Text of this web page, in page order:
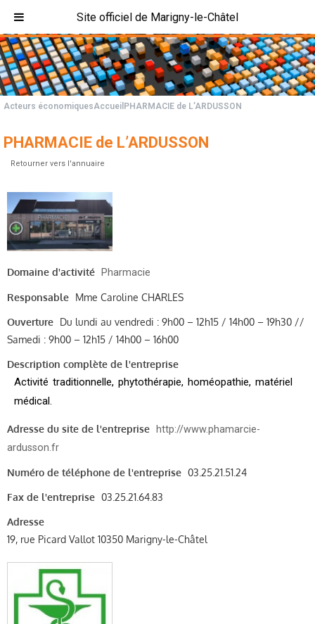
Acteurs économiquesAccueil PHARMACIE de L’ARDUSSON
PHARMACIE de L’ARDUSSON
Retourner vers l'annuaire
Domaine d'activité Pharmacie
Responsable Mme Caroline CHARLES
Ouverture Du lundi au vendredi : 9h00 – 12h15 / 14h00 – 19h30 //
Samedi : 9h00 – 12h15 / 14h00 – 16h00
Description complète de l'entreprise
Activité traditionnelle, phytothérapie, homéopathie, matériel
médical.
Adresse du site de l'entreprise
http://www.phamarcie-
ardusson.fr
Numéro de téléphone de l'entreprise 03.25.21.51.24
Fax de l'entreprise 03.25.21.64.83
Adresse
19, rue Picard Vallot 10350 Marigny-le-Châtel
Site officiel de Marigny-le-Châtel